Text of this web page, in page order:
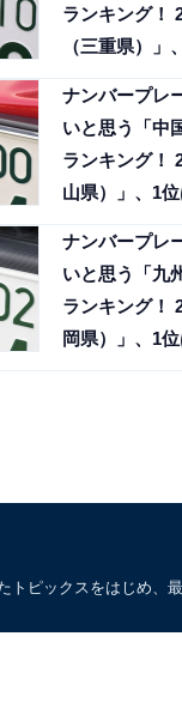
ランキング！
（三重県）」
ナンバープレ
いと思う「中
ランキング！
山県）」、1位
ナンバープレ
いと思う「九
ランキング！
岡県）」、1位
トピックスをはじめ、